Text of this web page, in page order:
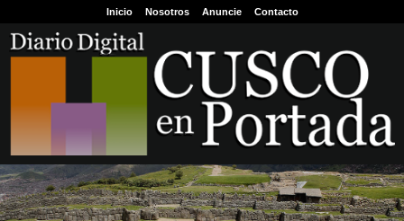
Inicio Nosotros Anuncie Contacto